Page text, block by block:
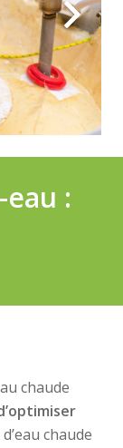
:
chaude
chaude